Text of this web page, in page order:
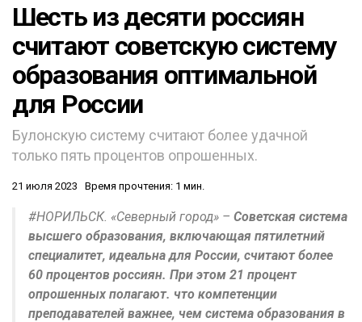
Шесть из десяти россиян
считают советскую систему
образования оптимальной
для России
Булонскую систему считают более удачной
только пять процентов опрошенных.
21 июля 2023 Время прочтения: 1 мин.
#НОРИЛЬСК. «Северный город» – Советская система
высшего образования, включающая пятилетний
специалитет, идеальна для России, считают более
60 процентов россиян. При этом 21 процент
опрошенных полагают. что компетенции
преподавателей важнее, чем система образования в